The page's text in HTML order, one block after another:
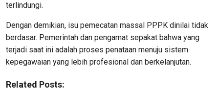
terlindungi.
Dengan demikian, isu pemecatan massal PPPK dinilai tidak
berdasar. Pemerintah dan pengamat sepakat bahwa yang
terjadi saat ini adalah proses penataan menuju sistem
kepegawaian yang lebih profesional dan berkelanjutan.
Related Posts: